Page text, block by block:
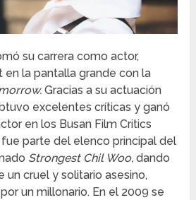
su carrera como actor,
en la pantalla grande con la
Gracias a su actuación
excelentes críticas y ganó
en los Busan Film Critics
fue parte del elenco principal del
Strongest Chil Woo,dando
un cruel y solitario asesino,
un millonario. En el 2009 se